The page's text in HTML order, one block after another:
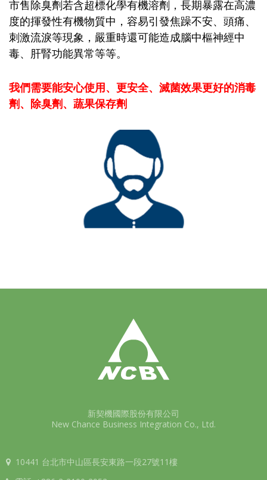
市售除臭劑若含超標化學有機溶劑，長期暴露在高濃
度的揮發性有機物質中，容易引發焦躁不安、頭痛、
刺激流淚等現象，嚴重時還可能造成腦中樞神經中
毒、肝腎功能異常等等。
我們需要能安心使用、更安全、滅菌效果更好的消毒
劑、除臭劑、蔬果保存劑
新契機國際股份有限公司
New Chance Business Integration Co., Ltd.
10441 台北市中山區長安東路一段27號11樓